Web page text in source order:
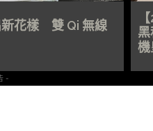
新花樣 雙 Qi 無線
機
-